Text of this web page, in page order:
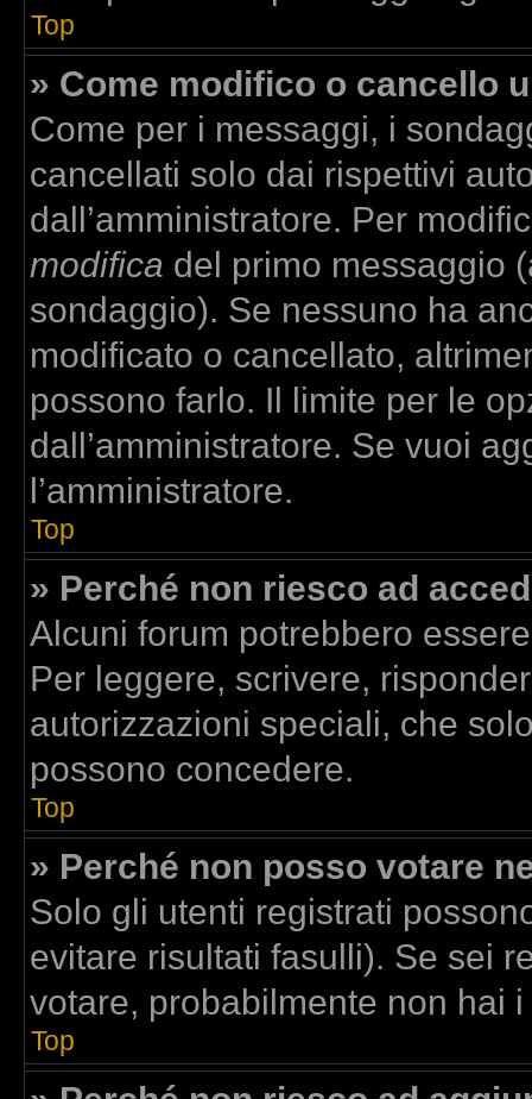
Top
» Come modifico o cancello
Come per i messaggi, i
cancellati solo dai rispettivi
dall’amministratore. Per
modifica del primo messaggio
sondaggio). Se nessuno ha
modificato o cancellato,
possono farlo. Il limite per le
dall’amministratore. Se vuoi
l’amministratore.
Top
» Perché non riesco ad
Alcuni forum potrebbero
Per leggere, scrivere,
autorizzazioni speciali, che
possono concedere.
Top
» Perché non posso votare
Solo gli utenti registrati
evitare risultati fasulli). Se sei
votare, probabilmente non hai
Top